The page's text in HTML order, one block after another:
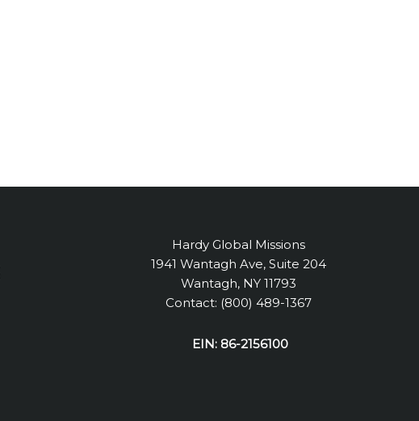
Hardy Global Missions
1941 Wantagh Ave, Suite 204
Wantagh, NY 11793
Contact: (800) 489-1367
EIN: 86-2156100